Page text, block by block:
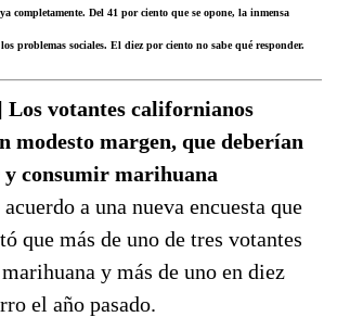
completamente. Del 41 por ciento que se opone, la inmensa
problemas sociales. El diez por ciento no sabe qué responder.
votantes californianos
modesto margen, que deberían
consumir marihuana
acuerdo a una nueva encuesta que
que más de uno de tres votantes
y más de uno en diez
el año pasado.